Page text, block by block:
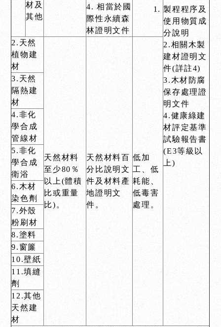
4. 相當於國
際性永續森
林證明文件
製程程序及
使用物質成
分說明
2.相關木製
建材證明文
件(詳註4)
3.木材防腐
保存處理證
明文件
4.健康綠建
材評定基準
試驗報告書
(E3等級以
上)
材及
其他
2.天然
植物建
材
天然材料
至少80％
以上(體積
比或重量
比)。
天然材料百
分比說明文
件及材料產
地證明文
件。
低加
工、低
耗能、
低毒害
處理。
3.天然
隔熱建
材
4.非化
學合成
管線材
5.非化
學合成
衛浴
6.木材
染色劑
7.外殼
粉刷材
8.塗料
9.窗簾
10.壁紙
11.填縫
劑
12.其他
天然建
材